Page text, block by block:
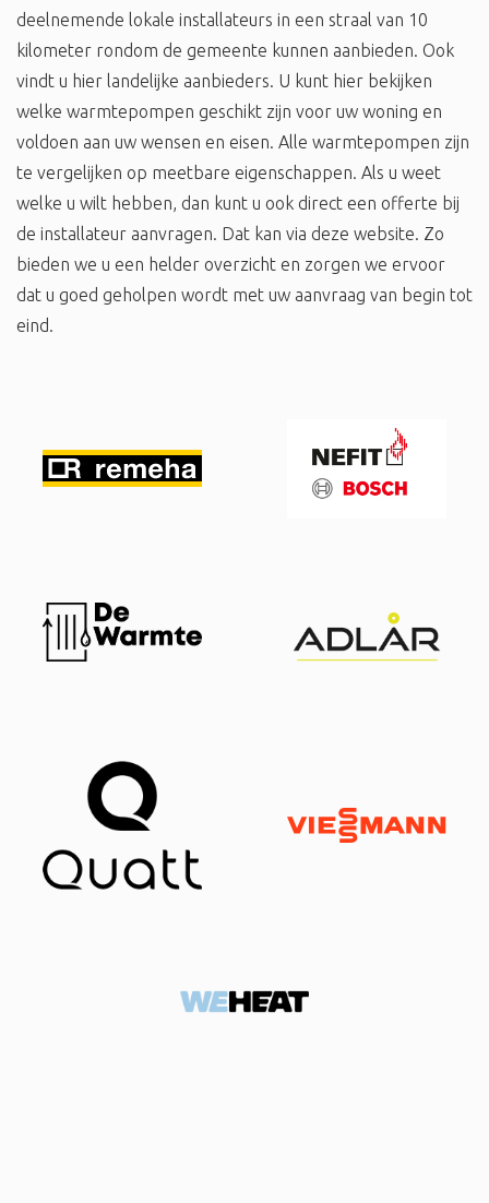
deelnemende lokale installateurs in een straal van 10
kilometer rondom de gemeente kunnen aanbieden. Ook
vindt u hier landelijke aanbieders. U kunt hier bekijken
welke warmtepompen geschikt zijn voor uw woning en
voldoen aan uw wensen en eisen. Alle warmtepompen zijn
te vergelijken op meetbare eigenschappen. Als u weet
welke u wilt hebben, dan kunt u ook direct een offerte bij
de installateur aanvragen. Dat kan via deze website. Zo
bieden we u een helder overzicht en zorgen we ervoor
dat u goed geholpen wordt met uw aanvraag van begin tot
eind.